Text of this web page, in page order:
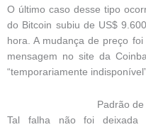
O último caso desse tipo
do Bitcoin subiu de US$
hora. A mudança de preço
mensagem no site da
“temporariamente
Padrão
Tal falha não foi deixada